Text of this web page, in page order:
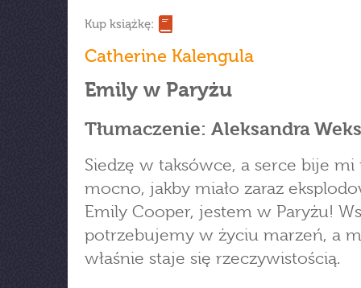
Kup książkę:
Catherine Kalengula
Emily w Paryżu
Tłumaczenie: Aleksandra
Siedzę w taksówce, a serce bije mi
mocno, jakby miało zaraz
Emily Cooper, jestem w Paryżu!
potrzebujemy w życiu marzeń, a
właśnie staje się rzeczywistością.